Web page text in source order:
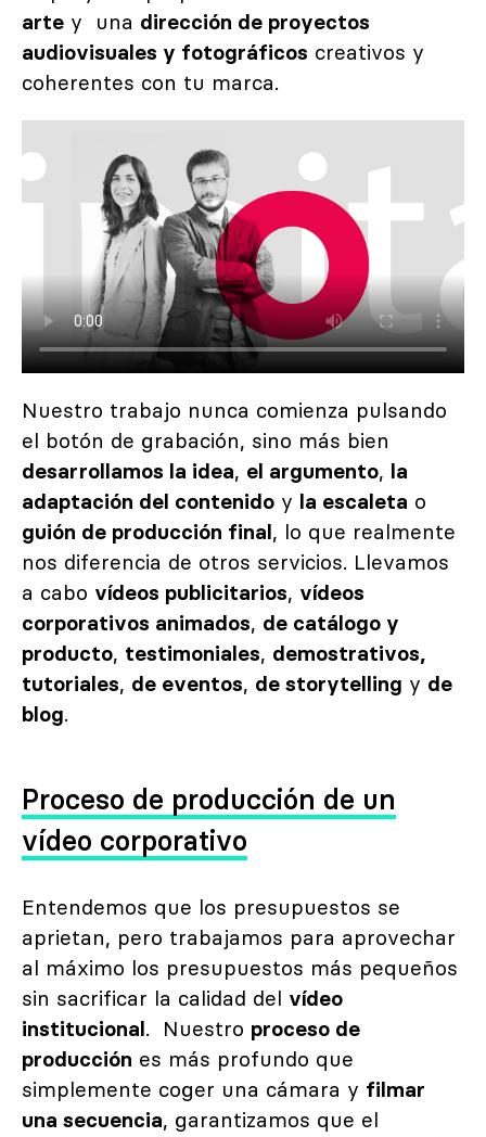
arte y una dirección de proyectos
audiovisuales y fotográficos creativos y
coherentes con tu marca.
Nuestro trabajo nunca comienza pulsando
el botón de grabación, sino más bien
desarrollamos la idea, el argumento,
la
adaptación del contenido y la escaleta o
guión de producción final , lo que realmente
nos diferencia de otros servicios. Llevamos
a cabo vídeos publicitarios, vídeos
corporativos animados, de catálogo y
producto, testimoniales, demostrativos,
tutoriales, de eventos, de storytelling y de
blog.
Proceso de producción de un
vídeo corporativo
Entendemos que los presupuestos se
aprietan, pero trabajamos para aprovechar
al máximo los presupuestos más pequeños
sin sacrificar la calidad del vídeo
institucional . Nuestro proceso de
producción es más profundo que
simplemente coger una cámara y filmar
una secuencia, garantizamos que el